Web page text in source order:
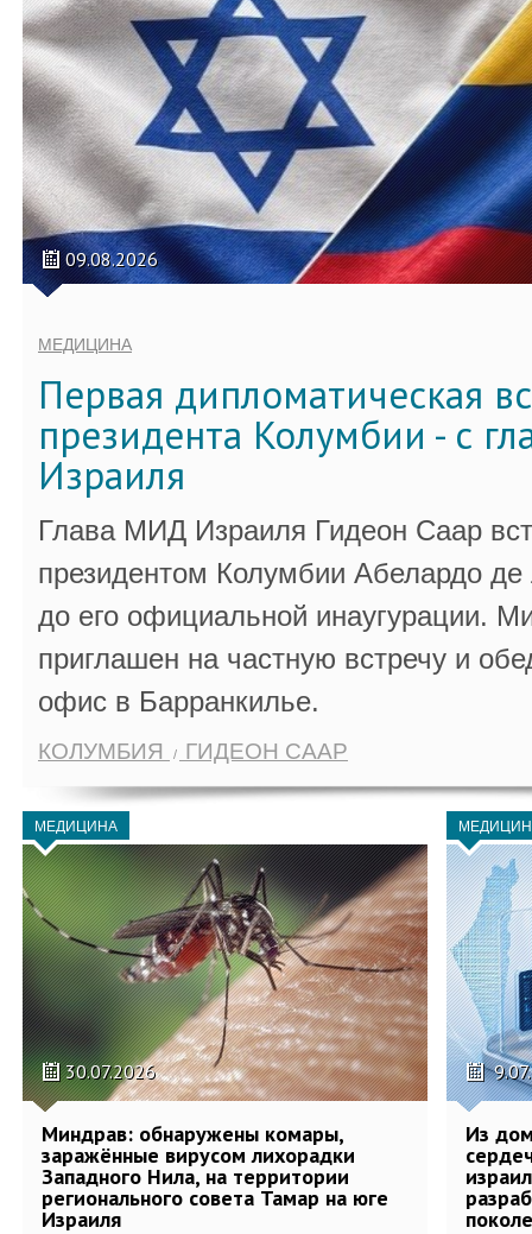
09.08.2026
МЕДИЦИНА
Первая дипломатическая
президента Колумбии - с
Израиля
Глава МИД Израиля Гидеон Саар
президентом Колумбии Абелардо
до его официальной инаугурации.
приглашен на частную встречу и
офис в Барранкилье.
КОЛУМБИЯ ГИДЕОН СААР
МЕДИЦИНА
30.07.2026
Миндрав: обнаружены комары,
заражённые вирусом лихорадки
Западного Нила, на территории
регионального совета Тамар на юге
Израиля
Из